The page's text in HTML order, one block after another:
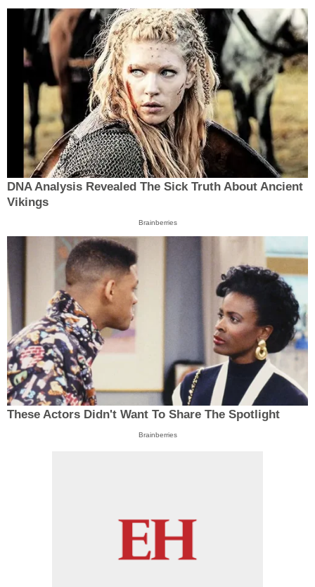
DNA Analysis Revealed The Sick Truth About Ancient
Vikings
Brainberries
These Actors Didn't Want To Share The Spotlight
Brainberries